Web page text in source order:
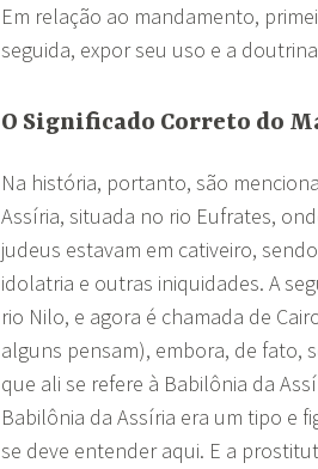
Em relação ao mandamento,
seguida, expor seu uso e a
O Significado Correto do
Na história, portanto, são
Assíria, situada no rio Eufrates,
judeus estavam em cativeiro,
idolatria e outras iniquidades. A
rio Nilo, e agora é chamada de
alguns pensam), embora, de fato,
que ali se refere à Babilônia da
Babilônia da Assíria era um tipo e
se deve entender aqui. E a